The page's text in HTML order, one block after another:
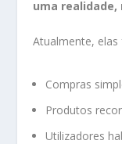
uma realidade,
Atualmente,
Compras
Produtos
Utilizadores